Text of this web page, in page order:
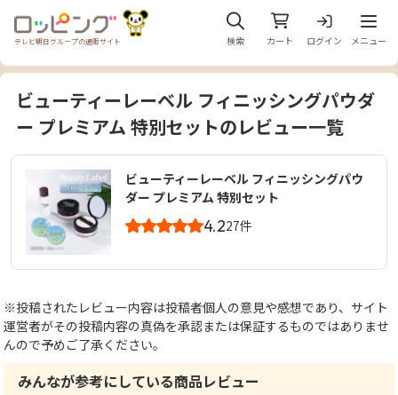
テレビ朝日グループの通販サイト 検索 カート ログイン
メニ
メニュー
ビューティーレーベル フィニッシングパウダ
ー プレミアム 特別セットのレビュー一覧
ビューティーレーベル フィニッシングパウ
ダー プレミアム 特別セット
4.227件
※投稿されたレビュー内容は投稿者個人の意見や感想であり、サイト
運営者がその投稿内容の真偽を承認または保証するものではありませ
んので予めご了承ください。
みんなが参考にしている商品レビュー